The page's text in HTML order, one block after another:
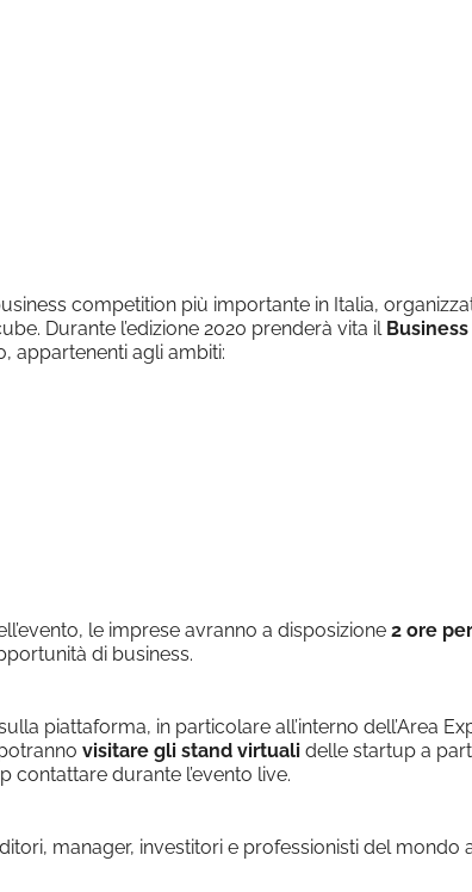
competition più importante in Italia,
Durante l’edizione 2020 prenderà vita il
appartenenti agli ambiti:
le imprese avranno a disposizione2 ore
di business.
piattaforma, in particolare all’interno dell’Area
visitare gli stand virtuali delle startup a
durante l’evento live.
manager, investitori e professionisti del mondo